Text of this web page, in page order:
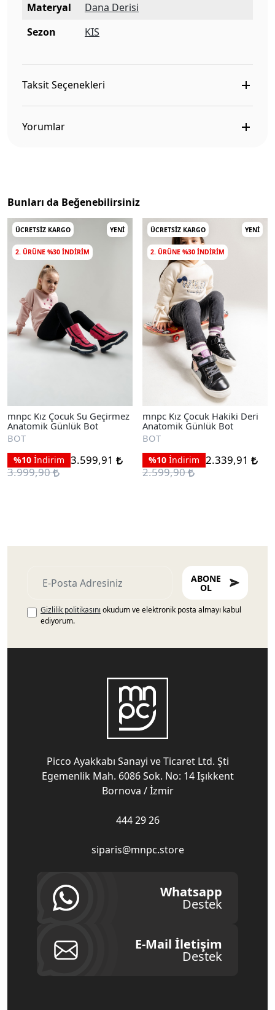
Materyal
Dana Derisi
Sezon
KIS
Taksit Seçenekleri
Yorumlar
Bunları da Beğenebilirsiniz
ÜCRETSIZ KARGO YENI
2. ÜRÜNE %30 INDIRIM
mnpc Kız Çocuk Su Geçirmez
Anatomik Günlük Bot
BOT
%10 İndirim 3.599,91
3.999,90
ÜCRETSIZ KARGO YENI
2. ÜRÜNE %30 INDIRIM
mnpc Kız Çocuk Hakiki Deri
Anatomik Günlük Bot
BOT
%10 İndirim 2.339,91
2.599,90
ABONE
OL
Gizlilik politikasını okudum ve elektronik posta almayı kabul
ediyorum.
Picco Ayakkabı Sanayi ve Ticaret Ltd. Şti
Egemenlik Mah. 6086 Sok. No: 14 Işıkkent
Bornova / İzmir
444 29 26
siparis@mnpc.store
Whatsapp
Destek
E-Mail İletişim
Destek